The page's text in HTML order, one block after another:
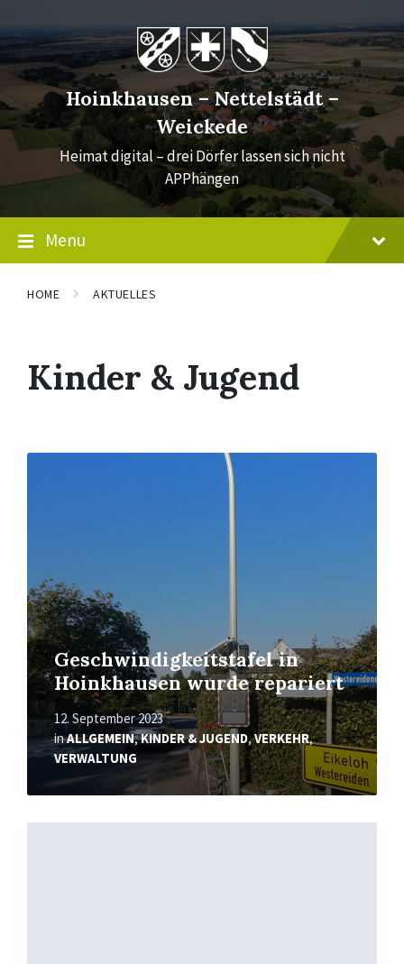
content
main
navigation
footer
Hoinkhausen – Nettelstädt –
Weickede
Heimat digital – drei Dörfer lassen sich nicht
APPhängen
Menu
HOME AKTUELLES
Kinder & Jugend
Geschwindigkeitstafel in
Hoinkhausen wurde repariert
12. September 2023
inALLGEMEIN,KINDER & JUGEND,VERKEHR,
VERWALTUNG
Read
Read